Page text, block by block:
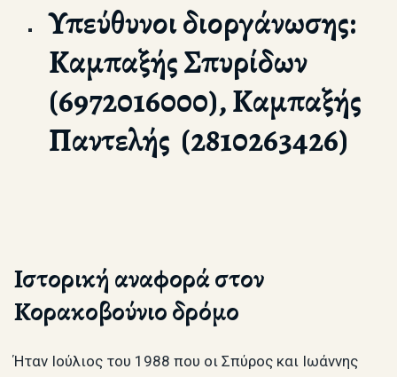
Υπεύθυνοι διοργάνωσης:
Καμπαξής Σπυρίδων
(6972016000),Καμπαξής
Παντελής (2810263426)
Ιστορική αναφορά στον
Κορακοβούνιο δρόμο
Ήταν Ιούλιος του 1988 που οι Σπύρος και Ιωάννης